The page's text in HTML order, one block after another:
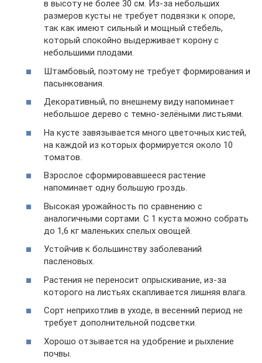
в высоту не более 30 см. Из-за небольших
размеров кусты не требует подвязки к опоре,
так как имеют сильный и мощный стебель,
который спокойно выдерживает корону с
небольшими плодами.
Штамбовый, поэтому не требует формирования и
пасынкования.
Декоративный, по внешнему виду напоминает
небольшое дерево с темно-зелёными листьями.
На кусте завязывается много цветочных кистей,
на каждой из которых формируется около 10
томатов.
Взрослое сформировавшееся растение
напоминает одну большую гроздь.
Высокая урожайность по сравнению с
аналогичными сортами. С 1 куста можно собрать
до 1,6 кг маленьких спелых овощей.
Устойчив к большинству заболеваний
пасленовых.
Растения не переносит опрыскивание, из-за
которого на листьях скапливается лишняя влага.
Сорт неприхотлив в уходе, в весенний период не
требует дополнительной подсветки.
Хорошо отзывается на удобрение и рыхление
почвы.